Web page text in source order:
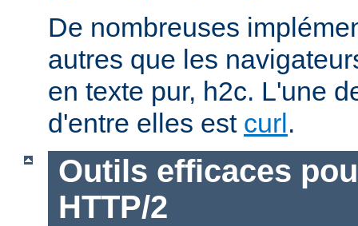
De nombreuses
autres que les
en texte pur, h2c. L'une
d'entre elles est curl.
Outils efficaces
HTTP/2